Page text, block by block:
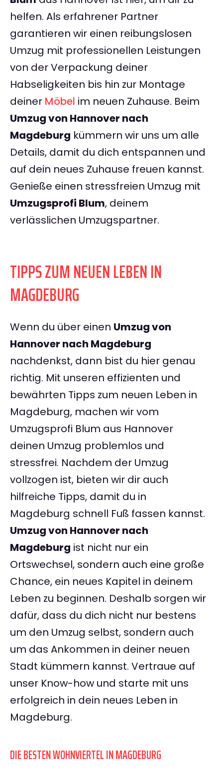
helfen. Als erfahrener Partner
garantieren wir einen reibungslosen
Umzug mit professionellen Leistungen
von der Verpackung deiner
Habseligkeiten bis hin zur Montage
deiner Möbel im neuen Zuhause. Beim
Umzug von Hannover nach
Magdeburg kümmern wir uns um alle
Details, damit du dich entspannen und
auf dein neues Zuhause freuen kannst.
Genieße einen stressfreien Umzug mit
Umzugsprofi Blum, deinem
verlässlichen Umzugspartner.
TIPPS ZUM NEUEN LEBEN IN
MAGDEBURG
Wenn du über einen Umzug von
Hannover nach Magdeburg
nachdenkst, dann bist du hier genau
richtig. Mit unseren effizienten und
bewährten Tipps zum neuen Leben in
Magdeburg, machen wir vom
Umzugsprofi Blum aus Hannover
deinen Umzug problemlos und
stressfrei. Nachdem der Umzug
vollzogen ist, bieten wir dir auch
hilfreiche Tipps, damit du in
Magdeburg schnell Fuß fassen kannst.
Umzug von Hannover nach
Magdeburg ist nicht nur ein
Ortswechsel, sondern auch eine große
Chance, ein neues Kapitel in deinem
Leben zu beginnen. Deshalb sorgen wir
dafür, dass du dich nicht nur bestens
um den Umzug selbst, sondern auch
um das Ankommen in deiner neuen
Stadt kümmern kannst. Vertraue auf
unser Know-how und starte mit uns
erfolgreich in dein neues Leben in
Magdeburg.
DIE BESTEN WOHNVIERTEL IN MAGDEBURG